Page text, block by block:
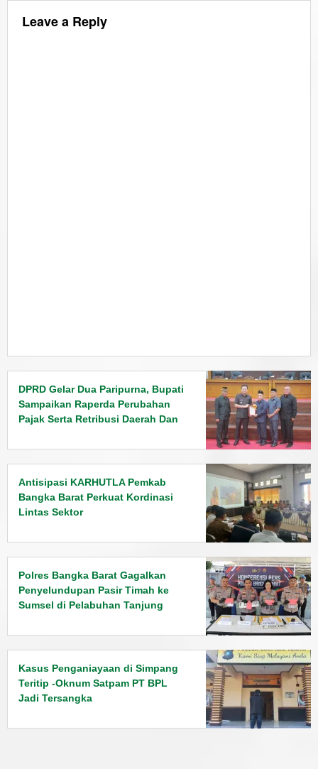
Leave a Reply
DPRD Gelar Dua Paripurna, Bupati
Sampaikan Raperda Perubahan
Pajak Serta Retribusi Daerah Dan
PPAS Tahun 2026
Antisipasi KARHUTLA Pemkab
Bangka Barat Perkuat Kordinasi
Lintas Sektor
Polres Bangka Barat Gagalkan
Penyelundupan Pasir Timah ke
Sumsel di Pelabuhan Tanjung
Kasus Penganiayaan di Simpang
Teritip -Oknum Satpam PT BPL
Jadi Tersangka